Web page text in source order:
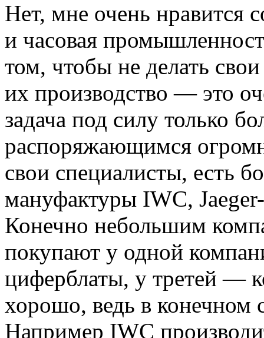
Нет, мне очень нравится
и часовая
том, чтобы не делать
их производство — это
задача под силу только
распоряжающимся
свои специалисты, есть
мануфактуры IWC,
Конечно небольшим
покупают у одной
циферблаты, у третей —
хорошо, ведь в конечном
Например IWC